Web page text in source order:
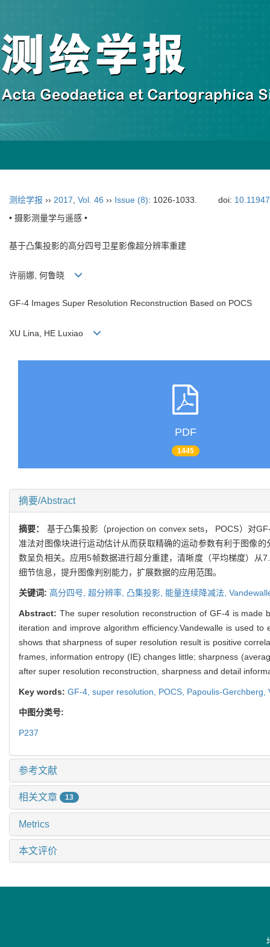
测绘学报 ›› 2017 Vol. 46 ›› Issue (8): 1026-1033. doi:
• 摄影测量学与遥感 •
基于凸集投影的高分四号卫星影像超分辨率重建
许丽娜, 何鲁晓
GF-4 Images Super Resolution Reconstruction Based on POCS
XU Lina, HE Luxiao
PDF
1445
摘要/Abstract
摘要： 基于凸集投影（projection on convex sets， POCS）对
准法对图像块进行运动估计从而获取精确的运动参数有利于图像
数呈负相关。应用5帧数据进行超分重建，清晰度（平均梯度）
细节信息，提升图像判别能力，扩展数据的应用范围。
关键词: 高分四号, 超分辨率, 凸集投影, 能量连续降减法,
Abstract: The super resolution reconstruction of GF-4 is made
iteration and improve algorithm efficiency.Vandewalle is used
shows that sharpness of super resolution result is positive
frames, information entropy (IE) changes little; sharpness
after super resolution reconstruction, sharpness and detail
Key words: GF-4, super resolution, POCS, Papoulis-Gerchberg,
中图分类号:
P237
参考文献
相关文章 13
Metrics
本文评价